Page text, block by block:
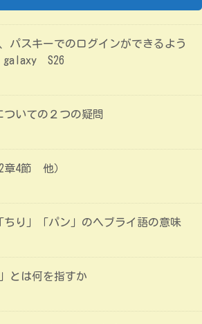
パスキーでのログインができるよう
galaxy S26
いての２つの疑問
章4節 他）
ちり」「パン」のヘブライ語の意味
とは何を指すか